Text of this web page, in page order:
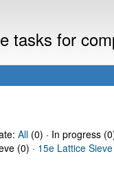
tasks for
All(0) · In progress
(0) · 15e Lattice Sieve